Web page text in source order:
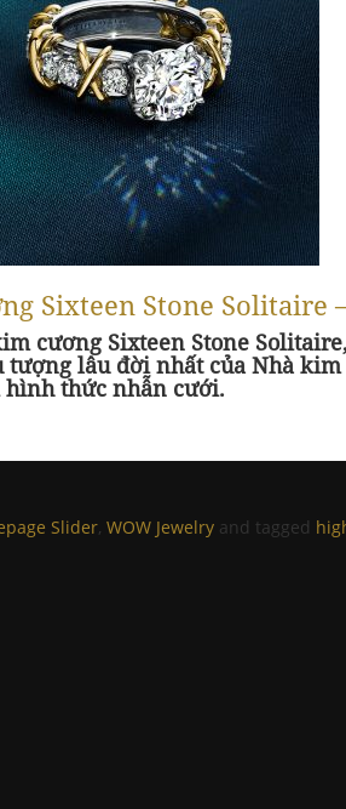
Sixteen Stone
cương Sixteen Stone
lâu đời nhất của Nhà
hình thức nhẫn cưới.
Slider, WOW Jewelry and tagged